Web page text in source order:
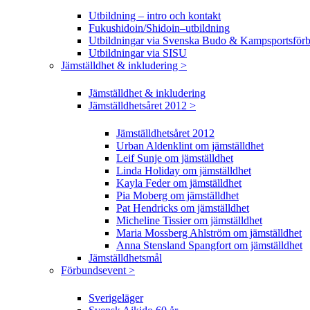
Utbildning – intro och kontakt
Fukushidoin/Shidoin–utbildning
Utbildningar via Svenska Budo &
Utbildningar via SISU
Jämställdhet & inkludering >
Jämställdhet & inkludering
Jämställdhetsåret 2012 >
Jämställdhetsåret 2012
Urban Aldenklint om jämställdhet
Leif Sunje om jämställdhet
Linda Holiday om jämställdhet
Kayla Feder om jämställdhet
Pia Moberg om jämställdhet
Pat Hendricks om jämställdhet
Micheline Tissier om jämställdhet
Maria Mossberg Ahlström om jämställdhet
Anna Stensland Spangfort om jämställdhet
Jämställdhetsmål
Förbundsevent >
Sverigeläger